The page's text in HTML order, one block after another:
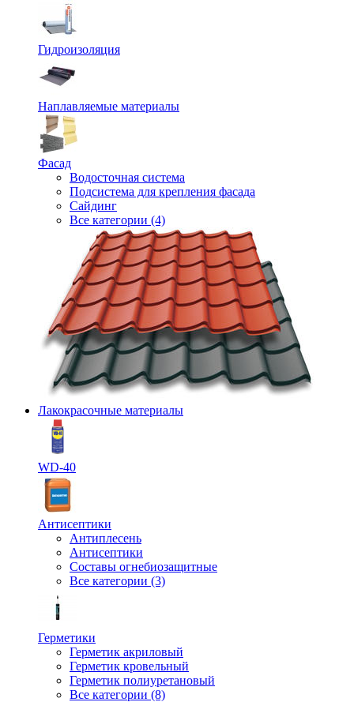
Гидроизоляция
Наплавляемые материалы
Фасад
Водосточная система
Подсистема для крепления фасада
Сайдинг
Все категории (4)
Лакокрасочные материалы
WD-40
Антисептики
Антиплесень
Антисептики
Составы огнебиозащитные
Все категории (3)
Герметики
Герметик акриловый
Герметик кровельный
Герметик полиуретановый
Все категории (8)